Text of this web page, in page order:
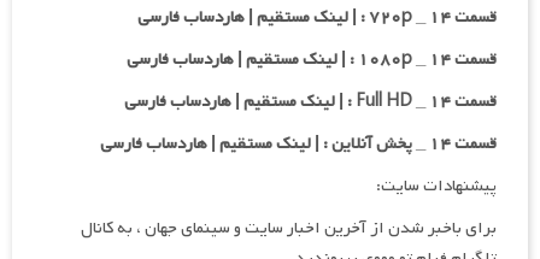
قسمت ۱۴ _ ۷۲۰p : | لینک مستقیم | هاردساب فارسی
قسمت ۱۴ _ ۱۰۸۰p : | لینک مستقیم | هاردساب فارسی
قسمت ۱۴ _ Full HD : | لینک مستقیم | هاردساب فارسی
قسمت ۱۴ _ پخش آنلاین : | لینک مستقیم | هاردساب فارسی
پیشنهادات سایت:
برای باخبر شدن از آخرین اخبار سایت و سینمای جهان ، به کانال